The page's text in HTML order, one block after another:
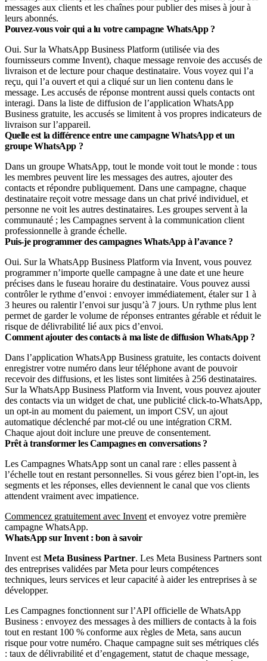
messages aux clients et les chaînes pour publier des mises à jour à
leurs abonnés.
Pouvez-vous voir qui a lu votre campagne WhatsApp ?
Oui. Sur la WhatsApp Business Platform (utilisée via des
fournisseurs comme Invent), chaque message renvoie des accusés de
livraison et de lecture pour chaque destinataire. Vous voyez qui l’a
reçu, qui l’a ouvert et qui a cliqué sur un lien contenu dans le
message. Les accusés de réponse montrent aussi quels contacts ont
interagi. Dans la liste de diffusion de l’application WhatsApp
Business gratuite, les accusés se limitent à vos propres indicateurs de
livraison sur l’appareil.
Quelle est la différence entre une campagne WhatsApp et un
groupe WhatsApp ?
Dans un groupe WhatsApp, tout le monde voit tout le monde : tous
les membres peuvent lire les messages des autres, ajouter des
contacts et répondre publiquement. Dans une campagne, chaque
destinataire reçoit votre message dans un chat privé individuel, et
personne ne voit les autres destinataires. Les groupes servent à la
communauté ; les Campagnes servent à la communication client
professionnelle à grande échelle.
Puis-je programmer des campagnes WhatsApp à l’avance ?
Oui. Sur la WhatsApp Business Platform via Invent, vous pouvez
programmer n’importe quelle campagne à une date et une heure
précises dans le fuseau horaire du destinataire. Vous pouvez aussi
contrôler le rythme d’envoi : envoyer immédiatement, étaler sur 1 à
3 heures ou ralentir l’envoi sur jusqu’à 7 jours. Un rythme plus lent
permet de garder le volume de réponses entrantes gérable et réduit le
risque de délivrabilité lié aux pics d’envoi.
Comment ajouter des contacts à ma liste de diffusion WhatsApp ?
Dans l’application WhatsApp Business gratuite, les contacts doivent
enregistrer votre numéro dans leur téléphone avant de pouvoir
recevoir des diffusions, et les listes sont limitées à 256 destinataires.
Sur la WhatsApp Business Platform via Invent, vous pouvez ajouter
des contacts via un widget de chat, une publicité click-to-WhatsApp,
un opt-in au moment du paiement, un import CSV, un ajout
automatique déclenché par mot-clé ou une intégration CRM.
Chaque ajout doit inclure une preuve de consentement.
Prêt à transformer les Campagnes en conversations ?
Les Campagnes WhatsApp sont un canal rare : elles passent à
l’échelle tout en restant personnelles. Si vous gérez bien l’opt-in, les
segments et les réponses, elles deviennent le canal que vos clients
attendent vraiment avec impatience.
Commencez gratuitement avec Invent et envoyez votre première
campagne WhatsApp.
WhatsApp sur Invent : bon à savoir
Invent est Meta Business Partner. Les Meta Business Partners sont
des entreprises validées par Meta pour leurs compétences
techniques, leurs services et leur capacité à aider les entreprises à se
développer.
Les Campagnes fonctionnent sur l’API officielle de WhatsApp
Business : envoyez des messages à des milliers de contacts à la fois
tout en restant 100 % conforme aux règles de Meta, sans aucun
risque pour votre numéro. Chaque campagne suit ses métriques clés
: taux de délivrabilité et d’engagement, statut de chaque message,